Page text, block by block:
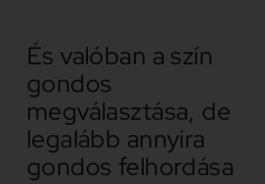
És valóban a szín
gondos
megválasztása, de
legalább annyira
gondos felhordása